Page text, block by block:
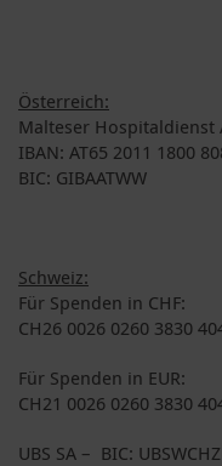
Österreich:
Malteser Hospitaldienst
IBAN: AT65 2011 1800
BIC: GIBAATWW
Schweiz:
Für Spenden in CHF:
CH26 0026 0260 3830
Für Spenden in EUR:
CH21 0026 0260 3830
UBS SA – BIC: